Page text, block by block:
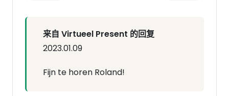
来自 Virtueel Present 的回复
2023.01.09
Fijn te horen Roland!